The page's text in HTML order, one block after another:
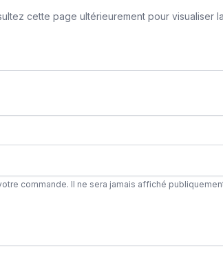
cette page ultérieurement pour visualiser
commande. Il ne sera jamais affiché